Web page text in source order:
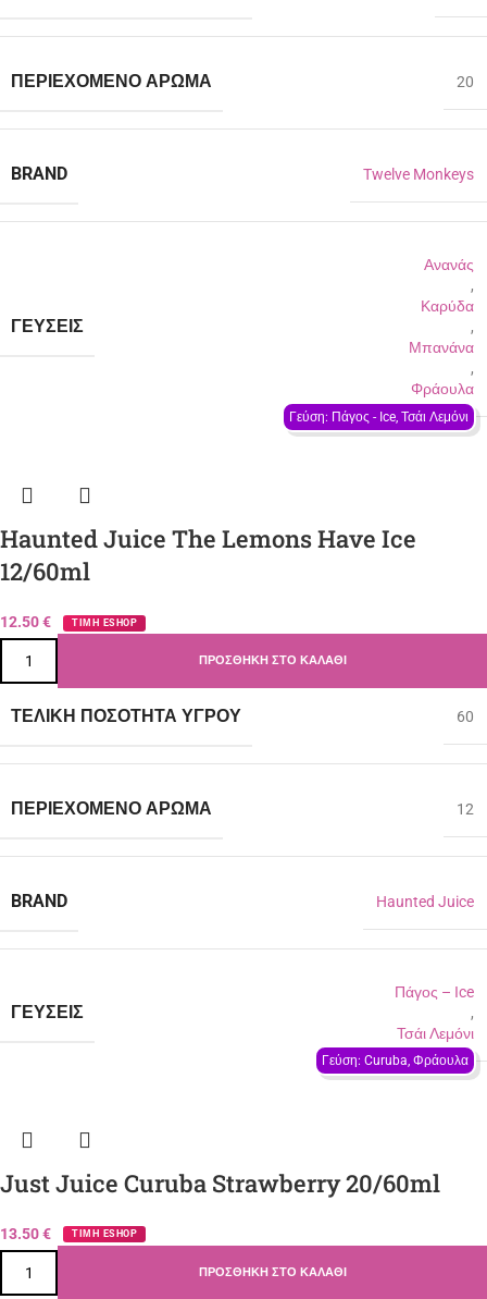
ΠΕΡΙΈΧΟΜΕΝΟ ΆΡΩΜΑ 20
BRAND Twelve Monkeys
ΓΕΎΣΕΙΣ
Ανανάς
,
Καρύδα
,
Μπανάνα
,
Φράουλα
Γεύση: Πάγος - Ιce, Τσάι Λεμόνι
Haunted Juice The Lemons Have Ice
12/60ml
12.50€ ΤΙΜΗ ESHOP
ΠΡΟΣΘΉΚΗ ΣΤΟ ΚΑΛΆΘΙ
ΤΕΛΙΚΉ ΠΟΣΌΤΗΤΑ ΥΓΡΟΎ 60
ΠΕΡΙΈΧΟΜΕΝΟ ΆΡΩΜΑ 12
BRAND Haunted Juice
ΓΕΎΣΕΙΣ
Πάγος – Ιce
,
Τσάι Λεμόνι
Γεύση: Curuba, Φράουλα
Just Juice Curuba Strawberry 20/60ml
13.50€ ΤΙΜΗ ESHOP
ΠΡΟΣΘΉΚΗ ΣΤΟ ΚΑΛΆΘΙ